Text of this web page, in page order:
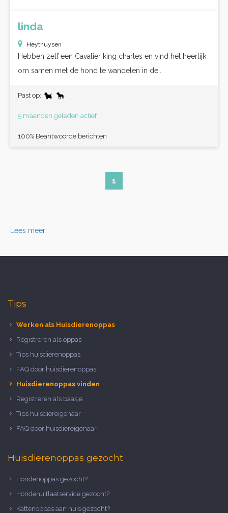
linda
Heythuysen
Hebben zelf een Cavalier king charles en vind het heerlijk
om samen met de hond te wandelen in de...
Past op:
5 maanden geleden actief
100% Beantwoorde berichten
1
Lees meer
Tips
Werken als Huisdierenoppas
Registreren als oppas
Tips huisdierenoppas
FAQ door huisdierenoppas
Huisdierenoppas vinden
Registreren als baasje
Tips huisdiereigenaar
FAQ door huisdiereigenaar
Huisdierenoppas gezocht
Hondenoppas gezocht?
Hondenuitlaatservice gezocht?
Kattenoppas aan huis gezocht?